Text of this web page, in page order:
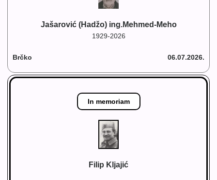
Jašarović (Hadžo) ing.Mehmed-Meho
1929-2026
Brčko 06.07.2026.
In memoriam
Filip Kljajić